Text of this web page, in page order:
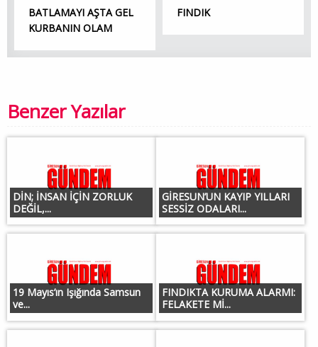
BATLAMAYI AŞTA GEL
KURBANIN OLAM
FINDIK
Benzer Yazılar
DİN; İNSAN İÇİN ZORLUK
DEĞİL,...
GİRESUN’UN KAYIP YILLARI
SESSİZ ODALARI...
19 Mayıs’ın Işığında Samsun
ve...
FINDIKTA KURUMA ALARMI:
FELAKETE Mİ...